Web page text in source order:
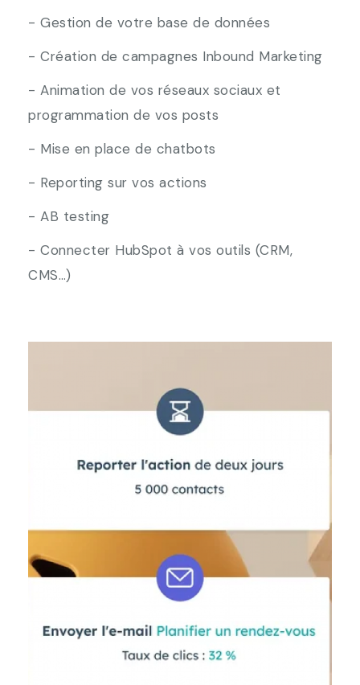
- Gestion de votre base de données
- Création de campagnes Inbound Marketing
- Animation de vos réseaux sociaux et
programmation de vos posts
- Mise en place de chatbots
- Reporting sur vos actions
- AB testing
- Connecter HubSpot à vos outils (CRM,
CMS…)